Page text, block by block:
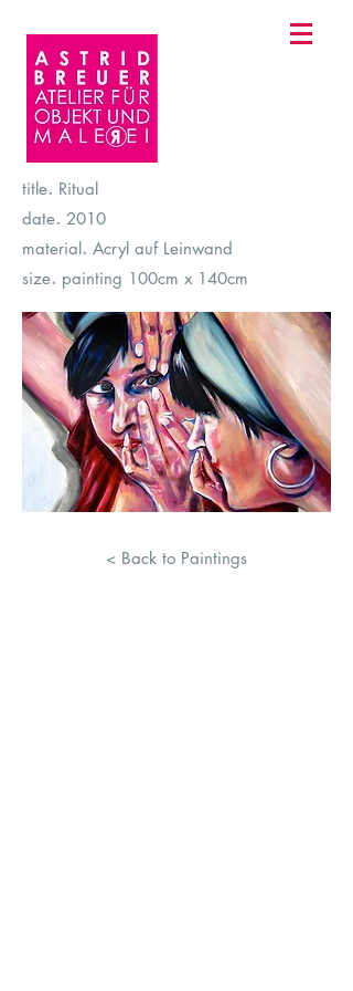
title. Ritual
date. 2010
material. Acryl auf Leinwand
size. painting 100cm x 140cm
< Back to Paintings